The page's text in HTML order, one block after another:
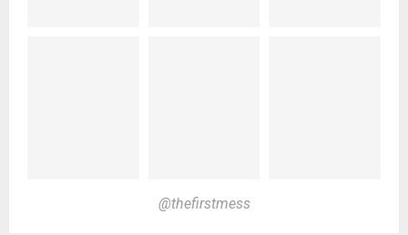
@thefirstmess